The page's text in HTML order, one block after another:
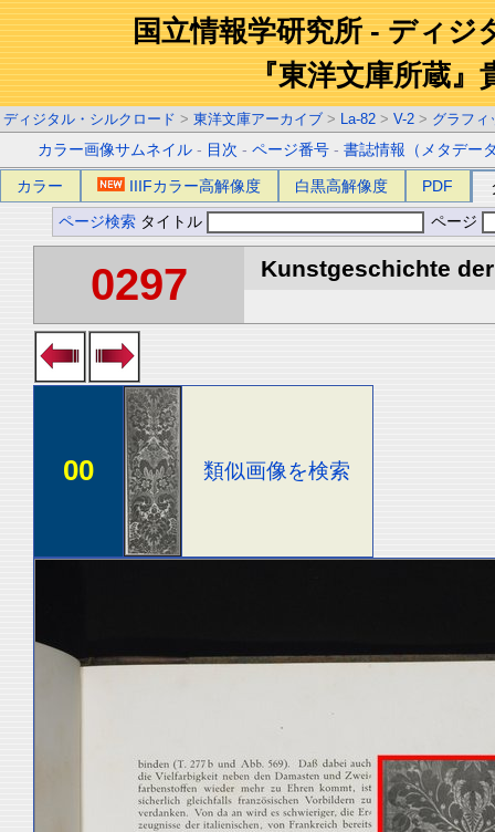
国立情報学研究所 - ディジ
『東洋文庫所蔵』
ディジタル・シルクロード > 東洋文庫アーカイブ > La-82 > V-2 > グラフィ
カラー画像サムネイル - 目次 -ページ番号 -書誌情報（メタデー
カラー IIIFカラー高解像度 白黒高解像度 PDF
ページ検索 タイトル ページ
0297 Kunstgeschichte
00 類似画像を検索